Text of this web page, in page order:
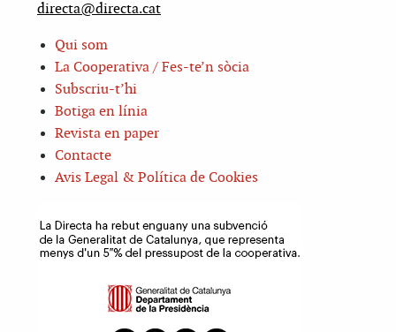
directa@directa.cat
Qui som
La Cooperativa / Fes-te’n sòcia
Subscriu-t’hi
Botiga en línia
Revista en paper
Contacte
Avis Legal & Política de Cookies